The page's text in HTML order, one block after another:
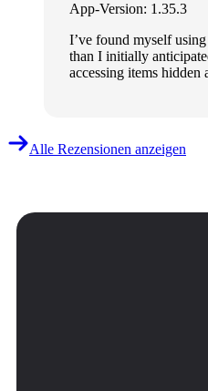
App-Version: 1.35.3
I’ve found myself
than I initially
accessing items hidden
Alle Rezensionen anzeigen